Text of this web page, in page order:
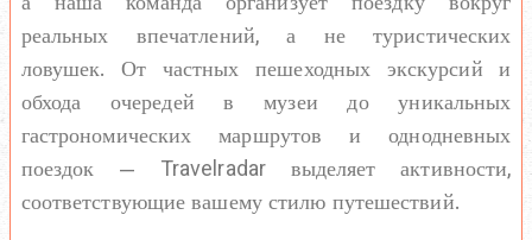
реальных впечатлений, а не туристических
ловушек. От частных пешеходных экскурсий и
обхода очередей в музеи до уникальных
гастрономических маршрутов и однодневных
поездок — Travelradar выделяет активности,
соответствующие вашему стилю путешествий.